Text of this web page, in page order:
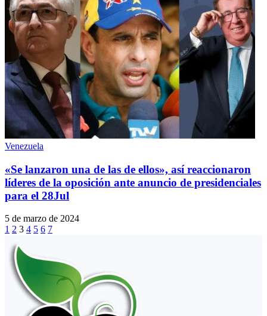
Venezuela
«Se lanzaron una de las de ellos», así reaccionaron
líderes de la oposición ante anuncio de presidenciales
para el 28Jul
5 de marzo de 2024
1 2 3 4 5 6 7